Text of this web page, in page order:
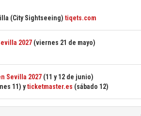
(City Sightseeing) tiqets.com
2027 (viernes 21 de mayo)
Sevilla 2027 (11 y 12 de junio)
11) yticketmaster.es (sábado 12)